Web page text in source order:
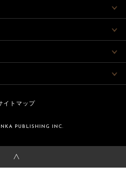
イトマップ
PUBLISHING INC.